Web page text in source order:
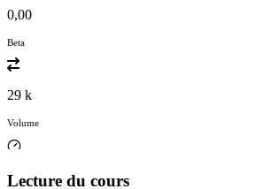
0,00
Beta
29 k
Volume
Lecture du cours